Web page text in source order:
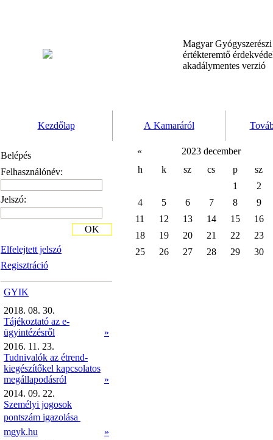
Magyar
értékteremtő
akadálymentes verzió
Kezdőlap A Kamaráról
Belépés
Felhasználónév:
Jelszó:
Elfelejtett jelszó
Regisztráció
OK
GYIK
2018. 08. 30.
Tájékoztató az e-
ügyintézésről
»
2016. 11. 23.
Tudnivalók az étrend-
kiegészítőkel kapcsolatos
megállapodásról
»
2014. 09. 22.
Személyi jogosok
pontszám igazolása 
mgyk.hu
»
«
2023 december
h
k sz cs p
sz
1
2
4
5 6 7 8
9
11
12 13 14 15
16
18
19 20 21 22
23
25
26 27 28 29 30